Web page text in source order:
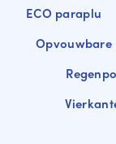
ECO paraplu
Opvouwbare